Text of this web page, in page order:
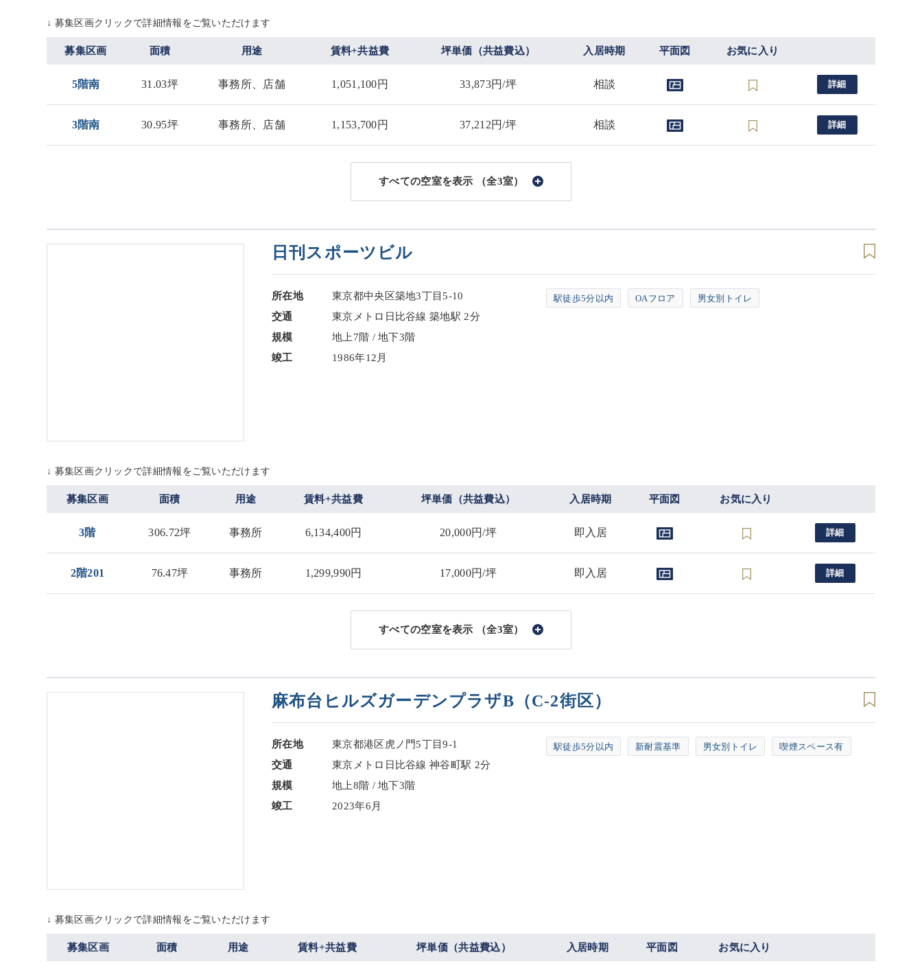
↓ 募集区画クリックで詳細情報をご覧いただけます
募集区画 面積 用途 賃料+共益費 坪単価（共益費込） 入居時期 平面図 お気に入り
5階南 31.03坪 事務所、店舗 1,051,100円 33,873円/坪 相談 詳細
3階南 30.95坪 事務所、店舗 1,153,700円 37,212円/坪 相談 詳細
（全3室）
日刊スポーツビル
所在地
東京都中央区築地3丁目5-10
交通
東京メトロ日比谷線 築地駅 2分
規模
地上7階 / 地下3階
竣工
1986年12月
駅徒歩5分以内 OAフロア 男女別トイレ
↓ 募集区画クリックで詳細情報をご覧いただけます
募集区画 面積 用途 賃料+共益費 坪単価（共益費込） 入居時期 平面図 お気に入り
3階 306.72坪 事務所 6,134,400円 20,000円/坪 即入居 詳細
2階201 76.47坪 事務所 1,299,990円 17,000円/坪 即入居 詳細
（全3室）
麻布台ヒルズガーデンプラザB（C-2街区）
所在地
東京都港区虎ノ門5丁目9-1
交通
東京メトロ日比谷線 神谷町駅 2分
規模
地上8階 / 地下3階
竣工
2023年6月
駅徒歩5分以内 新耐震基準 男女別トイレ 喫煙スペース有
↓ 募集区画クリックで詳細情報をご覧いただけます
募集区画 面積 用途 賃料+共益費 坪単価（共益費込） 入居時期 平面図 お気に入り